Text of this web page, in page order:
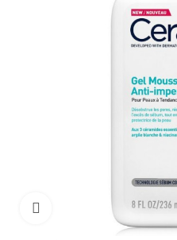
Cliquez pour agrandir